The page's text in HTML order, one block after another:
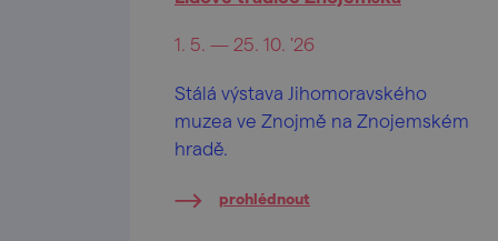
1. 5. — 25. 10. '26
Stálá výstava Jihomoravského
muzea ve Znojmě na Znojemském
hradě.
prohlédnout